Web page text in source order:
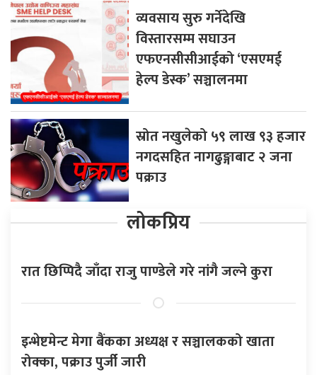
व्यवसाय सुरु गर्नेदेखि
विस्तारसम्म सघाउन
एफएनसीसीआईको ‘एसएमई
हेल्प डेस्क’ सञ्चालनमा
स्रोत नखुलेको ५९ लाख ९३ हजार
नगदसहित नागढुङ्गाबाट २ जना
पक्राउ
लोकप्रिय
रात छिप्पिदै जाँदा राजु पाण्डेले गरे नांगै जल्ने कुरा
इन्भेष्टमेन्ट मेगा बैंकका अध्यक्ष र सञ्चालकको खाता
रोक्का, पक्राउ पुर्जी जारी